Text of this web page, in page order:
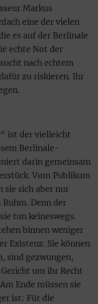
Markus
eine der vielen
es auf der Berlinale
echte Not der
nach echtem
zu riskieren. Ihr
ist der vielleicht
Berlinale-
darin gemeinsam
Vom Publikum
sie sich aber nur
Denn der
tun keineswegs.
binnen weniger
Existenz. Sie können
sind gezwungen,
um ihr Recht
Ende müssen sie
ist: Für die